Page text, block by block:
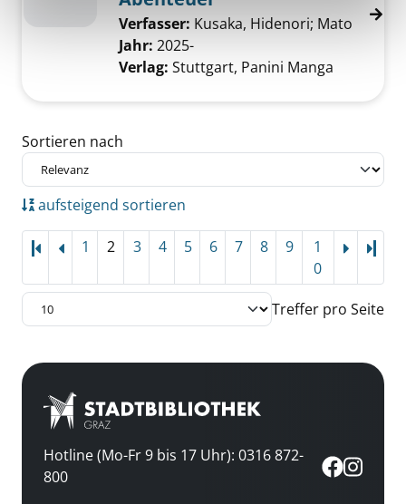
Verfasser: Kusaka, Hidenori; Mato
Jahr: 2025-
Verlag: Stuttgart, Panini Manga
Zu den Suchfiltern springen
Sortieren nach
aufsteigend sortieren
1 2 3 4 5 6 7 8 9
1
0
Treffer pro Seite
Hotline (Mo-Fr 9 bis 17 Uhr): 0316 872-
800